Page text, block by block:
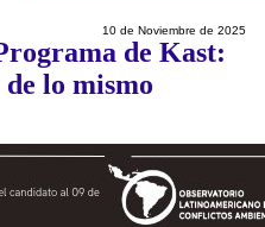
10 de Noviembre de 2025
de Kast:
lo mismo